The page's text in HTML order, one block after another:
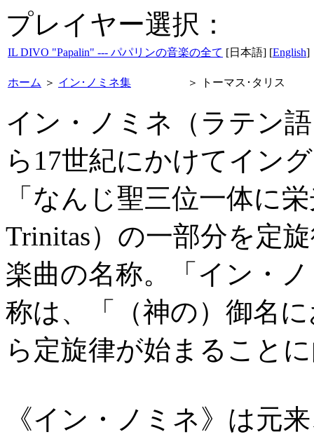
プレイヤー選択：
IL DIVO "Papalin" --- パパリンの音楽の全て [日本語] [English]
ホーム ＞ イン･ノミネ集 ＞ トーマス･タリス
イン・ノミネ（ラテン
ら17世紀にかけてイン
「なんじ聖三位一体に
Trinitas）の一部分を定
楽曲の名称。「イン・
称は、「（神の）御名
ら定旋律が始まること
《イン・ノミネ》は元